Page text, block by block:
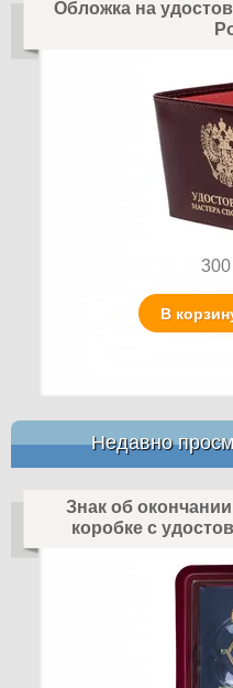
Обложка на
300
В
Недавно
Знак об
коробке с